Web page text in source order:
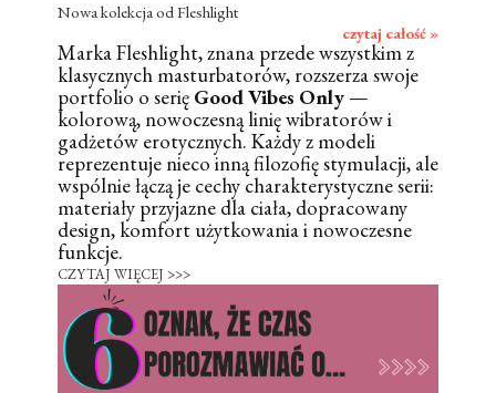
Nowa kolekcja od Fleshlight
czytaj całość »
Marka Fleshlight, znana przede wszystkim z
klasycznych masturbatorów, rozszerza swoje
portfolio o serię Good Vibes Only —
kolorową, nowoczesną linię wibratorów i
gadżetów erotycznych. Każdy z modeli
reprezentuje nieco inną filozofię stymulacji, ale
wspólnie łączą je cechy charakterystyczne serii:
materiały przyjazne dla ciała, dopracowany
design, komfort użytkowania i nowoczesne
funkcje.
CZYTAJ WIĘCEJ >>>